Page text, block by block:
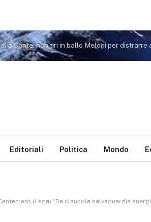
Editoriali Politica Mondo
(Lega) “Da clausola salvaguardia